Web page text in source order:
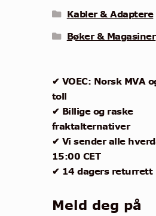
Kabler & Adaptere
Bøker & Magasiner
✔ VOEC: Norsk MVA
toll
✔ Billige og raske
fraktalternativer
✔ Vi sender alle
15:00 CET
✔ 14 dagers returrett
Meld deg på